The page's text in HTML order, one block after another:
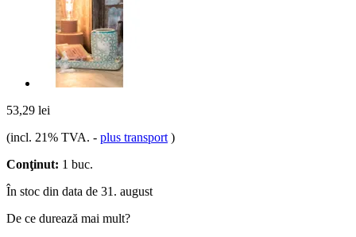
53,29 lei
(incl. 21% TVA. - plus transport )
Conţinut: 1 buc.
În stoc din data de 31. august
De ce durează mai mult?